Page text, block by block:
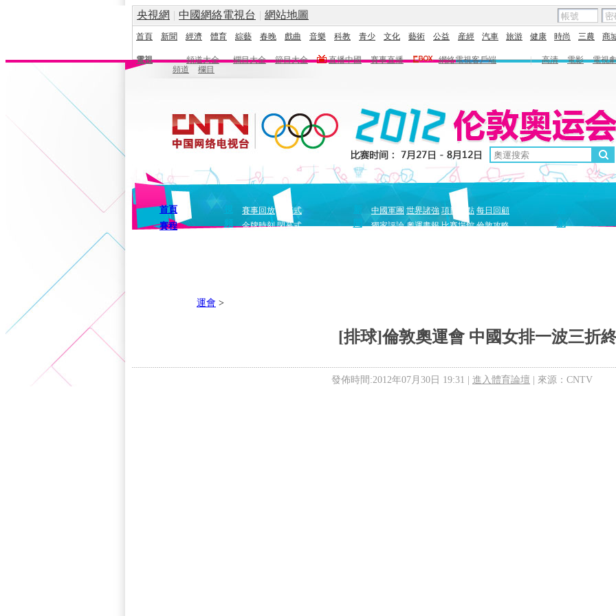
央視網 | 中國網絡電視台 | 網站地圖
首頁 新聞 經濟 體育 綜藝 春晚 戲曲 音樂 科教 青少 文化 藝術 公益 産經 汽車 旅游 健康 時尚 三農 商
電視 頻道大全 欄目大全 節目大全 直播中國 賽事直播 網絡電視客戶端 | 高清 電影
電視
頻道
欄目
首頁
賽程
頻
賽事回放
開幕式
金牌時刻 閉幕式
聞
中國軍團 世界諸強 項目盤點 每日回顧
獨家評論 奧運畫報 比賽場館 倫敦攻略
創
運會 >
[排球]倫敦奧運會 中國女排一波三折
發佈時間:2012年07月30日 19:31 | 進入體育論壇 | 來源：CNTV